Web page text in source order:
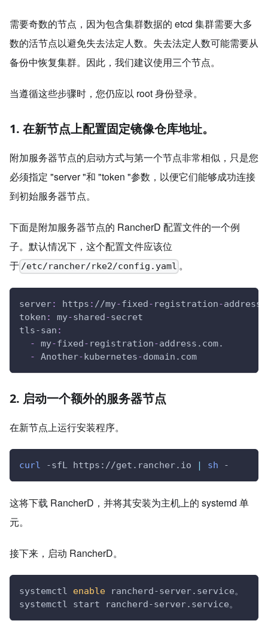
需要奇数的节点，因为包含集群数据的 etcd 集群需要大多
数的活节点以避免失去法定人数。失去法定人数可能需要从
备份中恢复集群。因此，我们建议使用三个节点。
当遵循这些步骤时，您仍应以 root 身份登录。
1. 在新节点上配置固定镜像仓库地址。
附加服务器节点的启动方式与第一个节点非常相似，只是您
必须指定 "server "和 "token "参数，以便它们能够成功连接
到初始服务器节点。
下面是附加服务器节点的 RancherD 配置文件的一个例
子。默认情况下，这个配置文件应该位
于 /etc/rancher/rke2/config.yaml 。
server: https : //my-fixed- registration-
token : my-shared-secret
tls-san :
-
my-fixed- registration-address.com.
-
Another-kubernetes-domain.com
2. 启动一个额外的服务器节点
在新节点上运行安装程序。
curl -sfL https://get.rancher.io | sh -
这将下载 RancherD，并将其安装为主机上的 systemd 单
元。
接下来，启动 RancherD。
systemctl enable rancherd-server.service。
systemctl start rancherd-server.service。